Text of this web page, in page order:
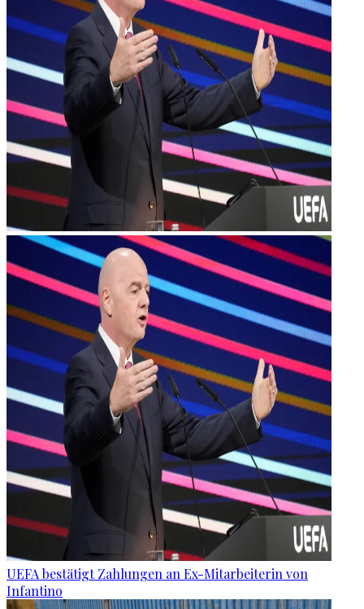
UEFA bestätigt Zahlungen an Ex-Mitarbeiterin von
Infantino